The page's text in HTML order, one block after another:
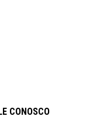
CONOSCO